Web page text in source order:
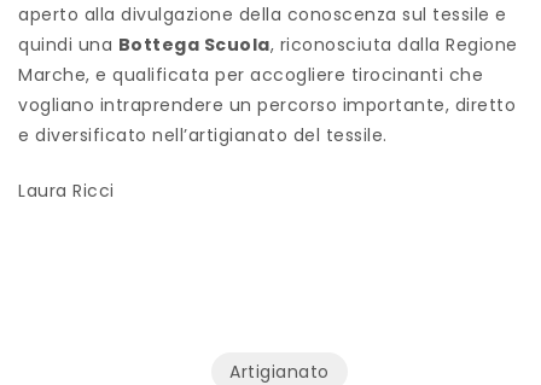
aperto alla divulgazione della conoscenza sul tessile e
quindi una Bottega Scuola, riconosciuta dalla Regione
Marche, e qualificata per accogliere tirocinanti che
vogliano intraprendere un percorso importante, diretto
e diversificato nell’artigianato del tessile.
Laura Ricci
Artigianato